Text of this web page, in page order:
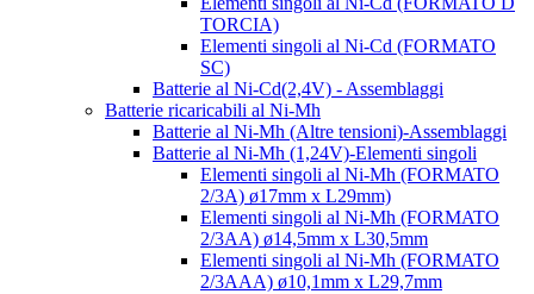
TORCIA)
Elementi singoli al Ni-Cd (FORMATO
SC)
Batterie al Ni-Cd(2,4V) - Assemblaggi
Batterie ricaricabili al Ni-Mh
Batterie al Ni-Mh (Altre tensioni)-Assemblaggi
Batterie al Ni-Mh (1,24V)-Elementi singoli
Elementi singoli al Ni-Mh (FORMATO
2/3A) ø17mm x L29mm)
Elementi singoli al Ni-Mh (FORMATO
2/3AA) ø14,5mm x L30,5mm
Elementi singoli al Ni-Mh (FORMATO
2/3AAA) ø10,1mm x L29,7mm